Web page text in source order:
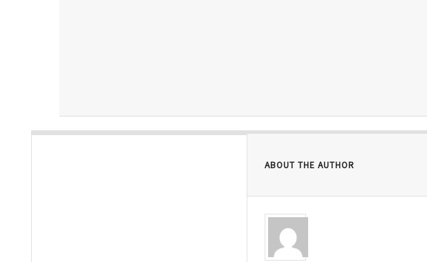
ABOUT THE AUTHOR